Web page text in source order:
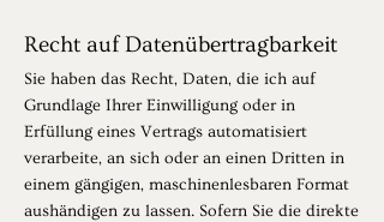
Recht auf Datenübertragbarkeit
Sie haben das Recht, Daten, die ich auf
Grundlage Ihrer Einwilligung oder in
Erfüllung eines Vertrags automatisiert
verarbeite, an sich oder an einen Dritten in
einem gängigen, maschinenlesbaren Format
aushändigen zu lassen. Sofern Sie die direkte